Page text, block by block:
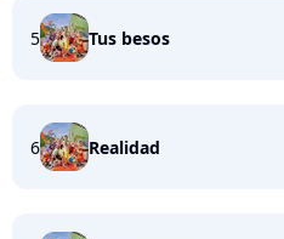
5 Tus besos
6 Realidad